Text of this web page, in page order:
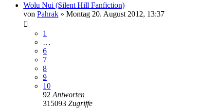
Wolu Nui (Silent Hill Fanfiction)
von Pahrak » Montag 20. August 2012, 13:37
1
…
6
7
8
9
10
92 Antworten
315093 Zugriffe